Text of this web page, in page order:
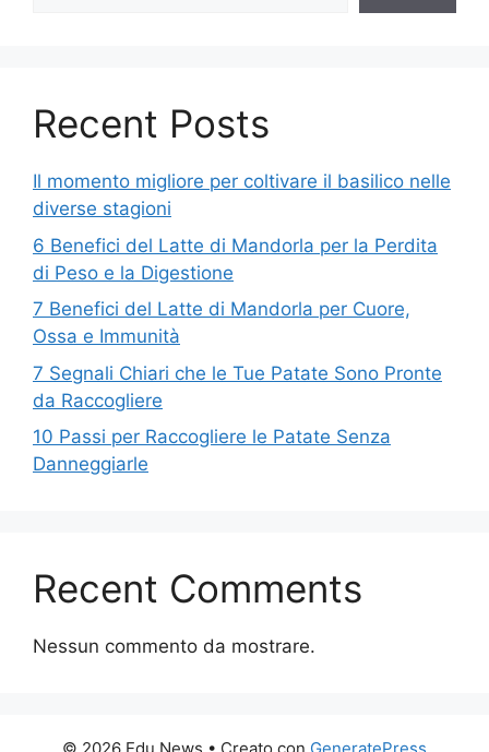
Recent Posts
Il momento migliore per coltivare il basilico nelle
diverse stagioni
6 Benefici del Latte di Mandorla per la Perdita
di Peso e la Digestione
7 Benefici del Latte di Mandorla per Cuore,
Ossa e Immunità
7 Segnali Chiari che le Tue Patate Sono Pronte
da Raccogliere
10 Passi per Raccogliere le Patate Senza
Danneggiarle
Recent Comments
Nessun commento da mostrare.